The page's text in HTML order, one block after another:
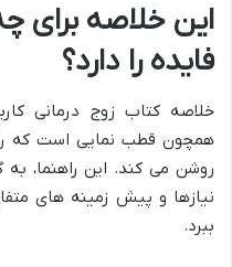
این خلاصه برای
فایده را دارد؟
خلاصه کتاب زوج درمانی
همچون قطب نمایی است که
روشن می کند. این راهنما،
نیازها و پیش زمینه های
ببرد.